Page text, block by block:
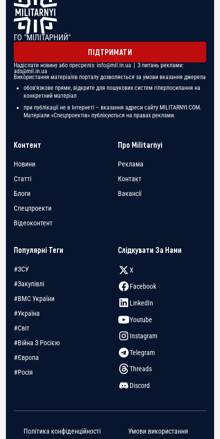
ГО "МІЛІТАРНИЙ"
ПІДТРИМАТИ
Надіслати новину або пресреліз: info@mil.in.ua | З питань реклами:
ads@mil.in.ua
Використання матеріалів порталу дозволяється за умови вказання джерела
обов'язкове пряме, відкрите для пошукових систем гіперпосилання на
конкретний матеріал
при публікації не в Інтернеті – вказання адреси сайту MILITARNYI.COM.
Матеріали «Спецпроектів» публікуються на правах реклами.
Контент
Новини
Статті
Блоги
Спецпроекти
Відеоконтент
Про Militarnyi
Реклама
Контакт
Вакансії
Популярні Теги
#ЗСУ
#Закупівлі
#ВМС України
#Україна
#Світ
#Війна З Росією
#Європа
#Росія
Слідкувати За Нами
X
Facebook
LinkedIn
Youtube
Instagram
Telegram
Threads
Discord
Політика конфіденційності Умови використання